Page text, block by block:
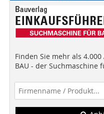
Finden Sie mehr als 4.000
BAU - der Suchmaschine